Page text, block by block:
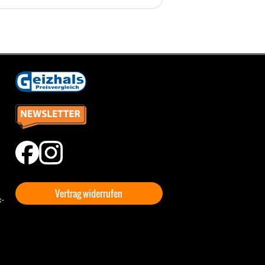
Vertrag widerrufen